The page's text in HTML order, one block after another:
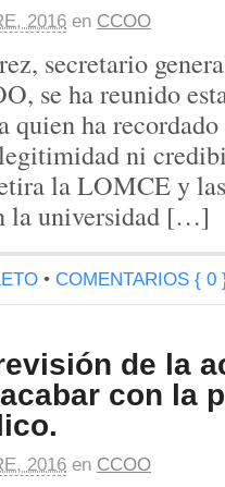
2016 en CCOO
secretario
se ha reunido
quien ha
ni
la LOMCE y
la universidad […]
• COMENTARIOS { 0
de la
con la
2016 en CCOO